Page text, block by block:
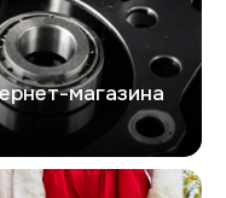
магазина